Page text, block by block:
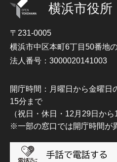
横浜市役所
〒231-0005
横浜市中区本町6丁目50番地
法人番号：3000020141003
開庁時間：月曜日から金曜日
15分まで
（祝日・休日・12月29日から
※一部の窓口では開庁時間が